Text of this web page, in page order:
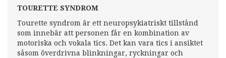
TOURETTE SYNDROM
Tourette syndrom är ett neuropsykiatriskt tillstånd
som innebär att personen får en kombination av
motoriska och vokala tics. Det kan vara tics i ansiktet
såsom överdrivna blinkningar, ryckningar och